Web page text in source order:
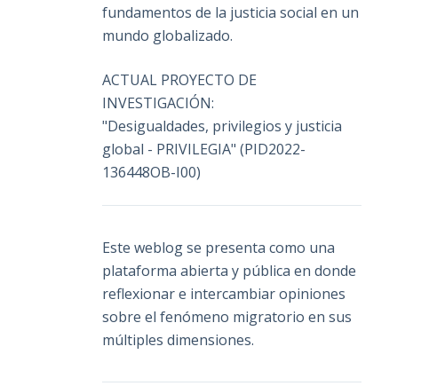
fundamentos de la justicia social en un
mundo globalizado.
ACTUAL PROYECTO DE
INVESTIGACIÓN:
"Desigualdades, privilegios y justicia
global - PRIVILEGIA" (PID2022-
136448OB-I00)
Este weblog se presenta como una
plataforma abierta y pública en donde
reflexionar e intercambiar opiniones
sobre el fenómeno migratorio en sus
múltiples dimensiones.